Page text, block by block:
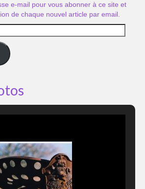
e-mail pour vous abonner à ce site et
de chaque nouvel article par email.